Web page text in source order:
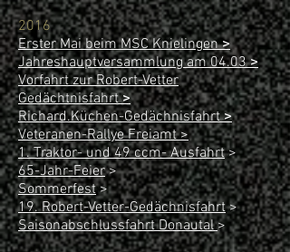
2016
Erster Mai beim MSC Knielingen>
Jahreshauptversammlung am 04.03>
Vorfahrt zur Robert-Vetter
Gedächtnisfahrt>
Richard.Küchen-Gedächnisfahrt>
Veteranen-Rallye Freiamt>
1. Traktor- und 49 ccm- Ausfahrt>
65-Jahr-Feier>
Sommerfest>
19. Robert-Vetter-Gedächnisfahrt>
Saisonabschlussfahrt Donautal >